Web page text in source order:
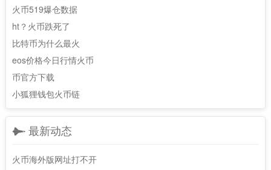
火币519爆仓数据
ht？火币跌死了
比特币为什么最火
eos价格今日行情火币
币官方下载
小狐狸钱包火币链
最新动态
火币海外版网址打不开